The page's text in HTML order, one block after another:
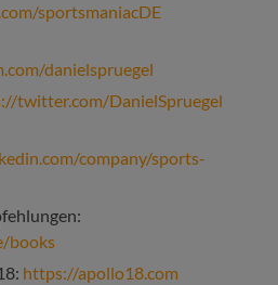
sportsmaniacDE
danielspruegel
twitter.com/DanielSpruegel
company/sports-
books
https://apollo18.com